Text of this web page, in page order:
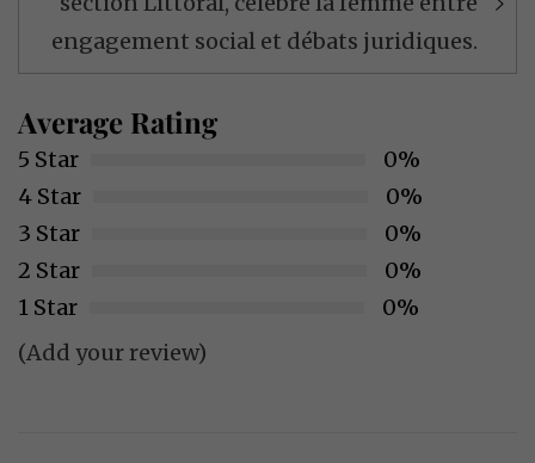
engagement social et débats juridiques.
Average Rating
5 Star
0%
4 Star
0%
3 Star
0%
2 Star
0%
1 Star
0%
(Add your review)